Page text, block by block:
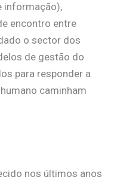
informação),
encontro entre
o sector dos
de gestão do
para responder a
caminham
nos últimos anos